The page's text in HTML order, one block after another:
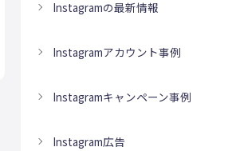
Instagramの最新情報
Instagramアカウント事例
Instagramキャンペーン事例
Instagram広告